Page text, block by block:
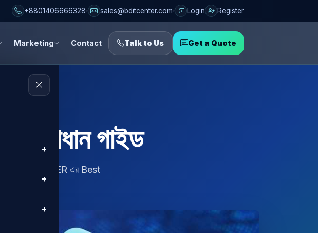
+8801406666328 sales@bditcenter.com Login Register
Marketing Contact Talk to Us Get a Quote
+
+
+
গাইড
BD IT CENTER এর Best